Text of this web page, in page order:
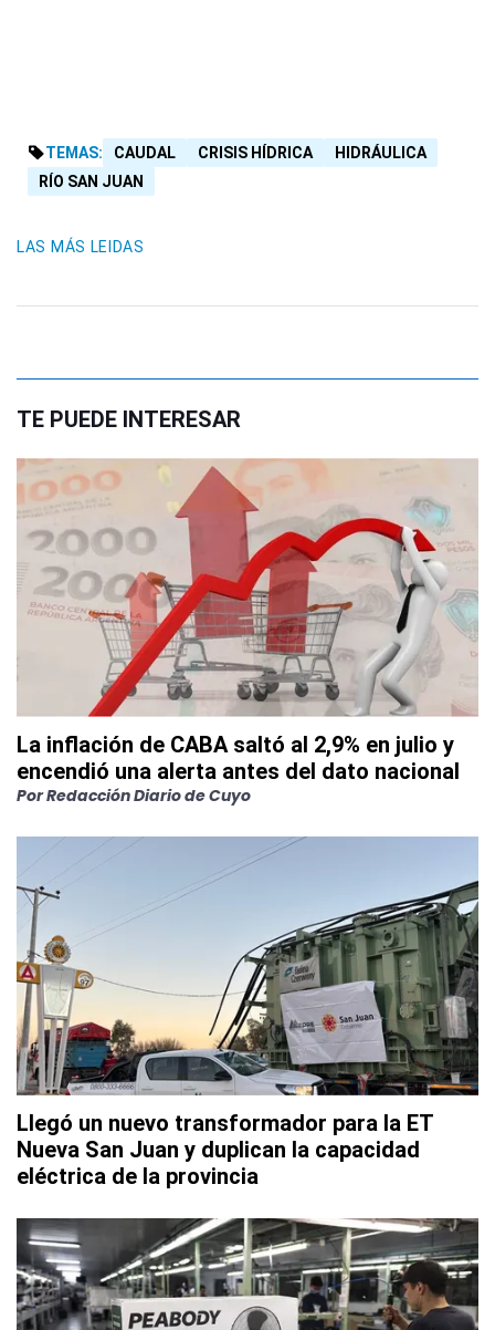
TEMAS: CAUDAL CRISIS HÍDRICA
HIDRÁULICA
RÍO SAN JUAN
LAS MÁS LEIDAS
TE PUEDE INTERESAR
La inflación de CABA saltó al 2,9% en julio y
encendió una alerta antes del dato nacional
PorRedacción Diario de Cuyo
Llegó un nuevo transformador para la ET
Nueva San Juan y duplican la capacidad
eléctrica de la provincia